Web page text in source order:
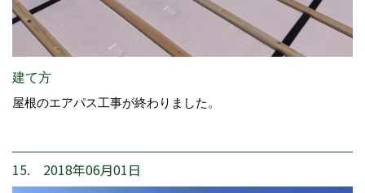
建て方
屋根のエアパス工事が終わりました。
15. 2018年06月01日